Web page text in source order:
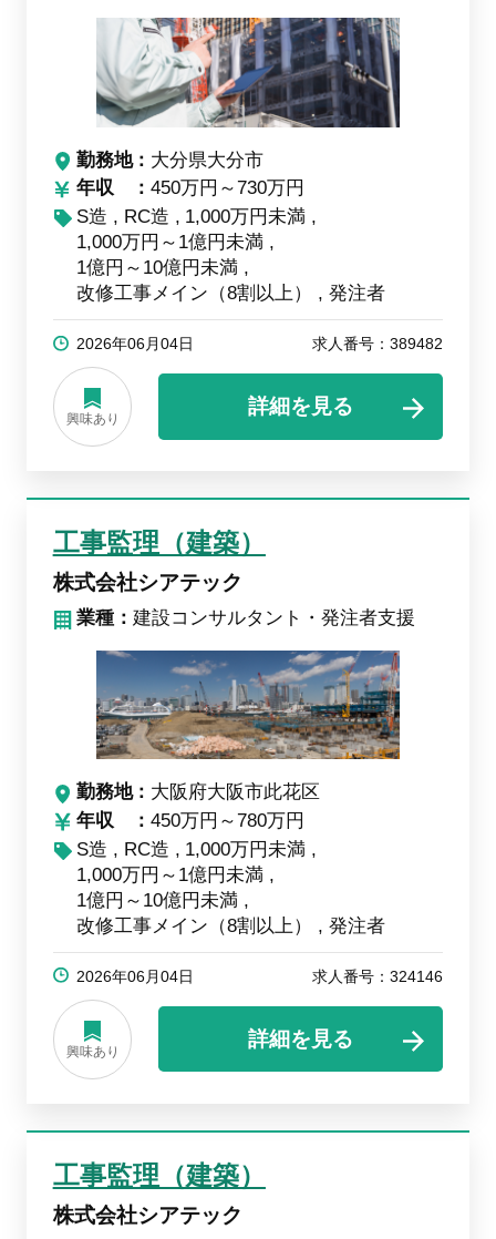
勤務地
大分県大分市
年収
450万円～730万円
S造
RC造
1,000万円未満
1,000万円～1億円未満
1億円～10億円未満
改修工事メイン（8割以上）
発注者
2026年06月04日 求人番号：389482
興味あり
詳細を見る
工事監理（建築）
株式会社シアテック
業種：建設コンサルタント・発注者支援
勤務地
大阪府大阪市此花区
年収
450万円～780万円
S造
RC造
1,000万円未満
1,000万円～1億円未満
1億円～10億円未満
改修工事メイン（8割以上）
発注者
2026年06月04日 求人番号：324146
興味あり
詳細を見る
工事監理（建築）
株式会社シアテック